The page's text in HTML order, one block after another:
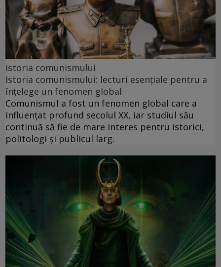
istoria comunismului
Istoria comunismului: lecturi esențiale pentru a
înțelege un fenomen global
Comunismul a fost un fenomen global care a
influențat profund secolul XX, iar studiul său
continuă să fie de mare interes pentru istorici,
politologi și publicul larg.